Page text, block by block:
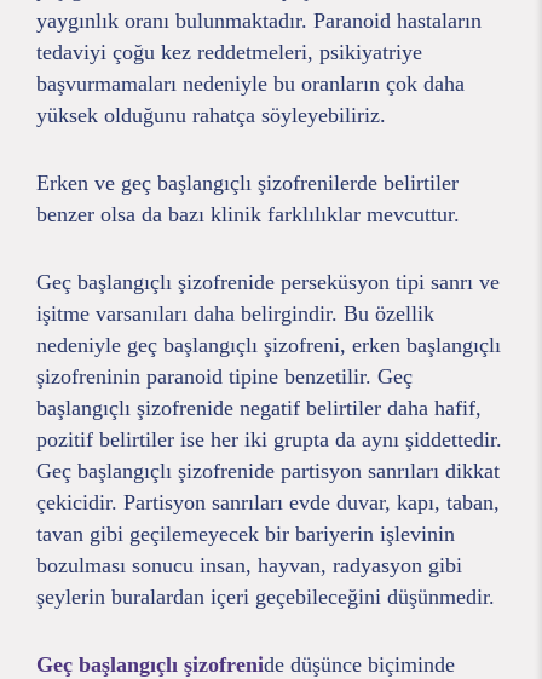
yaygınlık oranı bulunmaktadır. Paranoid hastaların
tedaviyi çoğu kez reddetmeleri, psikiyatriye
başvurmamaları nedeniyle bu oranların çok daha
yüksek olduğunu rahatça söyleyebiliriz.
Erken ve geç başlangıçlı şizofrenilerde belirtiler
benzer olsa da bazı klinik farklılıklar mevcuttur.
Geç başlangıçlı şizofrenide perseküsyon tipi sanrı ve
işitme varsanıları daha belirgindir. Bu özellik
nedeniyle geç başlangıçlı şizofreni, erken başlangıçlı
şizofreninin paranoid tipine benzetilir. Geç
başlangıçlı şizofrenide negatif belirtiler daha hafif,
pozitif belirtiler ise her iki grupta da aynı şiddettedir.
Geç başlangıçlı şizofrenide partisyon sanrıları dikkat
çekicidir. Partisyon sanrıları evde duvar, kapı, taban,
tavan gibi geçilemeyecek bir bariyerin işlevinin
bozulması sonucu insan, hayvan, radyasyon gibi
şeylerin buralardan içeri geçebileceğini düşünmedir.
Geç başlangıçlı şizofrenide düşünce biçiminde